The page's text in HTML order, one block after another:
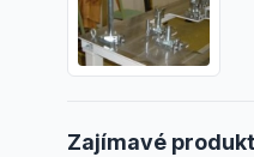
Zajímavé